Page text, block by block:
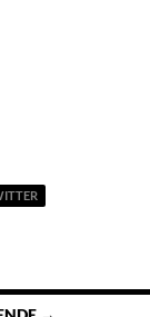
in